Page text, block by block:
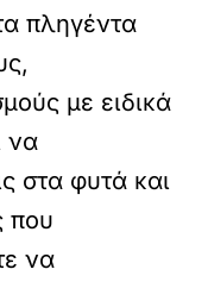
πληγέντα
με ειδικά
να
στα φυτά και
που
να